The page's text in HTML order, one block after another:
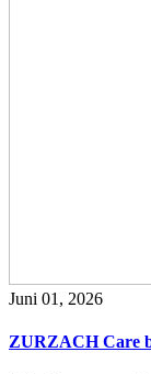
Juni 01, 2026
ZURZACH Care